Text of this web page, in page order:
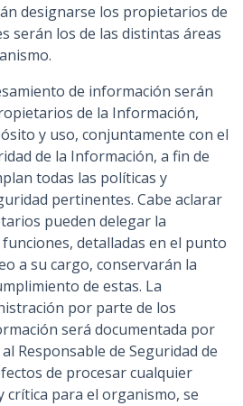
designarse los propietarios de
serán los de las distintas áreas
de información serán
de la Información,
y uso, conjuntamente con el
de la Información, a fin de
todas las políticas y
pertinentes. Cabe aclarar
pueden delegar la
detalladas en el punto
a su cargo, conservarán la
de estas. La
por parte de los
será documentada por
Responsable de Seguridad de
de procesar cualquier
crítica para el organismo, se